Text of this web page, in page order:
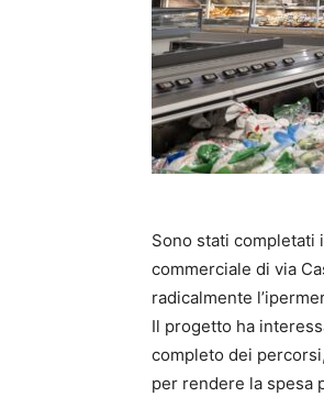
Sono stati completati
commerciale di via
radicalmente
Il progetto ha
completo dei
per rendere la spesa